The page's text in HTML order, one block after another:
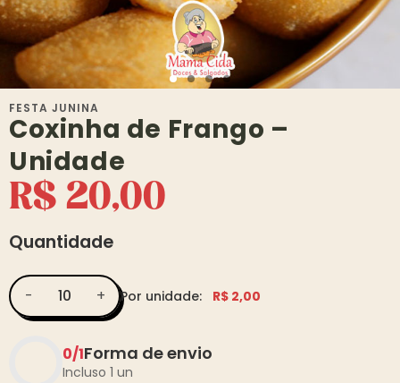
FESTA JUNINA
Coxinha de Frango –
Unidade
R$ 20,00
Quantidade
- + Por unidade: R$ 2,00
0/1Forma de envio
Incluso 1 un